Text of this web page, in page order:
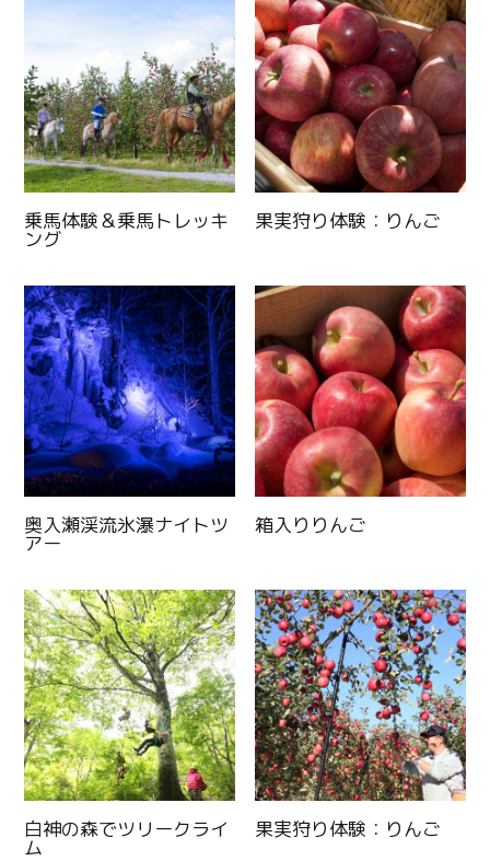
乗馬体験＆乗馬トレッキ
ング
果実狩り体験：りんご
奥入瀬渓流氷瀑ナイトツ
アー
箱入りりんご
白神の森でツリークライ
ム
果実狩り体験：りんご